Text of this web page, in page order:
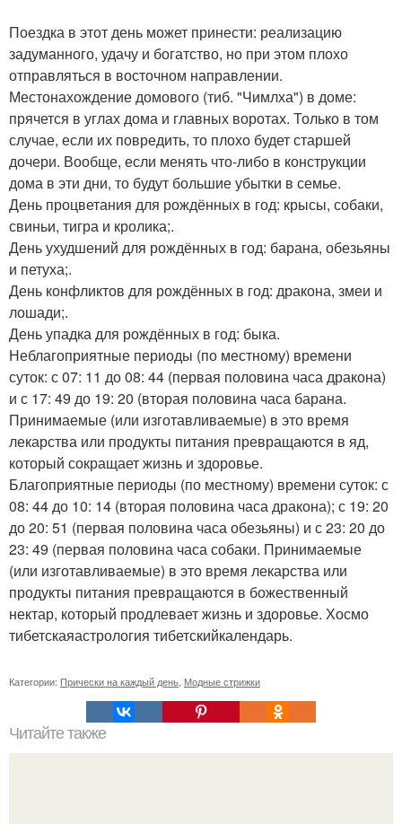
Поездка в этот день может принести: реализацию
задуманного, удачу и богатство, но при этом плохо
отправляться в восточном направлении.
Местонахождение домового (тиб. "Чимлха") в доме:
прячется в углах дома и главных воротах. Только в том
случае, если их повредить, то плохо будет старшей
дочери. Вообще, если менять что-либо в конструкции
дома в эти дни, то будут большие убытки в семье.
День процветания для рождённых в год: крысы, собаки,
свиньи, тигра и кролика;.
День ухудшений для рождённых в год: барана, обезьяны
и петуха;.
День конфликтов для рождённых в год: дракона, змеи и
лошади;.
День упадка для рождённых в год: быка.
Неблагоприятные периоды (по местному) времени
суток: с 07: 11 до 08: 44 (первая половина часа дракона)
и с 17: 49 до 19: 20 (вторая половина часа барана.
Принимаемые (или изготавливаемые) в это время
лекарства или продукты питания превращаются в яд,
который сокращает жизнь и здоровье.
Благоприятные периоды (по местному) времени суток: с
08: 44 до 10: 14 (вторая половина часа дракона); с 19: 20
до 20: 51 (первая половина часа обезьяны) и с 23: 20 до
23: 49 (первая половина часа собаки. Принимаемые
(или изготавливаемые) в это время лекарства или
продукты питания превращаются в божественный
нектар, который продлевает жизнь и здоровье. Хосмо
тибетскаяастрология тибетскийкалендарь.
Категории: Прически на каждый день Модные стрижки
Читайте также